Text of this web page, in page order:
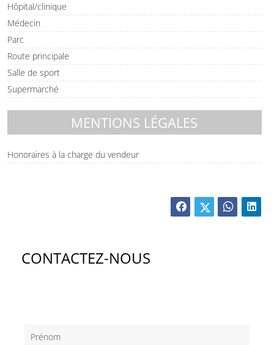
Hôpital/clinique
Médecin
Parc
Route principale
Salle de sport
Supermarché
MENTIONS LÉGALES
Honoraires à la charge du vendeur
CONTACTEZ-NOUS